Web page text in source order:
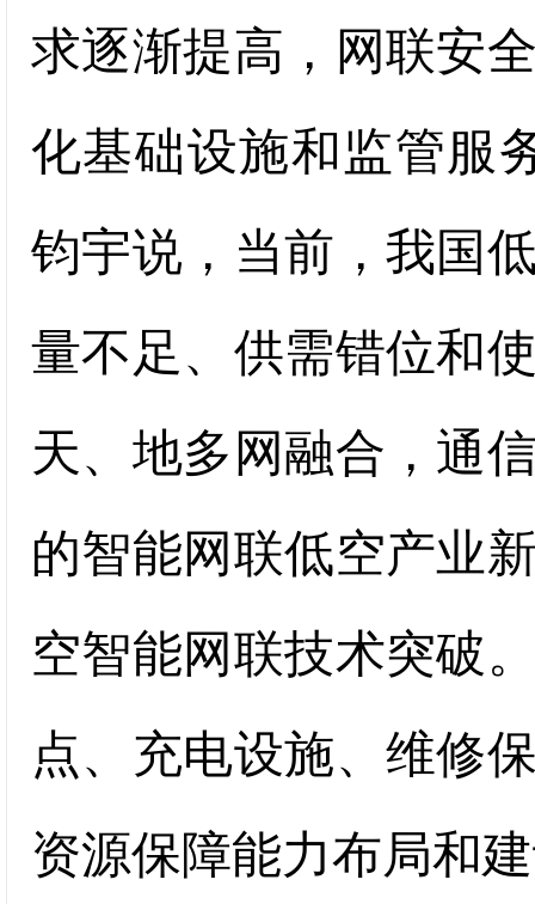
求逐渐提高，网联安
化基础设施和监管服
钧宇说，当前，我国
量不足、供需错位和
天、地多网融合，通
的智能网联低空产业
空智能网联技术突破
点、充电设施、维修
资源保障能力布局和